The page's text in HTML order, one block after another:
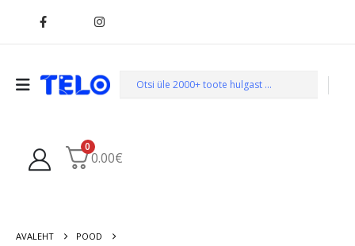
0
0.00€
AVALEHT
POOD